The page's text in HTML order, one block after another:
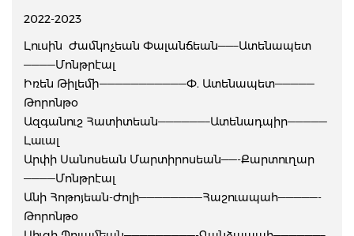
2022-2023
Լուսին Ժամկոչեան Փալանճեան——–Ատենապետ
————Մոնթրէալ
Իռեն Թիլեմի———————————Փ. Ատենապետ—————
Թորոնթօ
Ազգանուշ Հատիտեան——————–Ատենադպիր—————
Լաւալ
Արփի Սանոսեան Մարտիրոսեան——-Քարտուղար
————Մոնթրէալ
Անի Հոթոյեան-Ժոլի————————Հաշուապահ—————-
Թորոնթօ